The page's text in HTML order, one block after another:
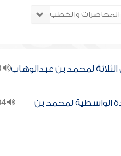
20 لمحمد بن عبدالوهاب
104
الواسطية لمحمد بن